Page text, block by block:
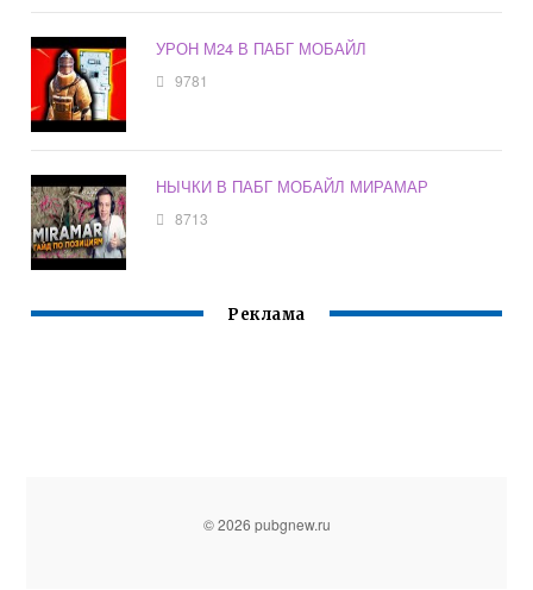
УРОН М24 В ПАБГ МОБАЙЛ
9781
НЫЧКИ В ПАБГ МОБАЙЛ МИРАМАР
8713
Реклама
© 2026 pubgnew.ru